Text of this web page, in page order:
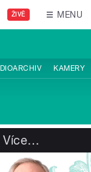
ŽIVĚ MENU
KAMERY
Více…